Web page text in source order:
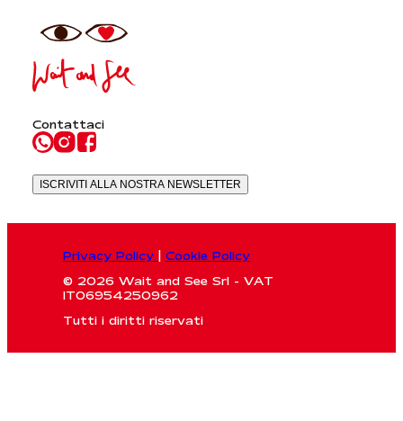
Contattaci
ISCRIVITI ALLA NOSTRA NEWSLETTER
Privacy Policy
Cookie Policy
© 2026 Wait and See Srl - VAT
IT06954250962
Tutti i diritti riservati